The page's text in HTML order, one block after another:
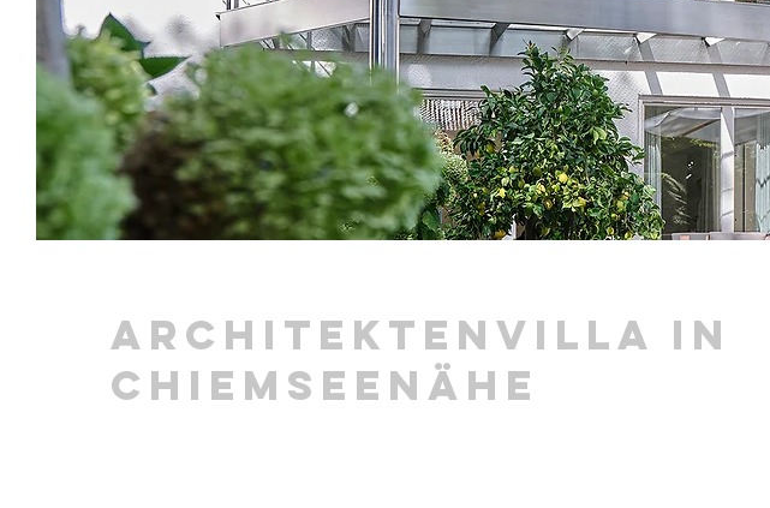
Architektenvilla in
Chiemseenähe